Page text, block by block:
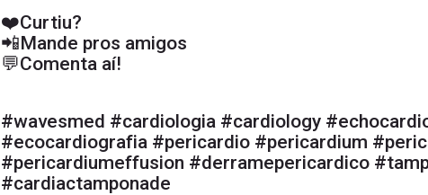
❤️Curtiu?
📲Mande pros amigos
💬Comenta aí!
#wavesmed #cardiologia #cardiology
#ecocardiografia #pericardio #pericardium
#pericardiumeffusion #derramepericardico
#cardiactamponade